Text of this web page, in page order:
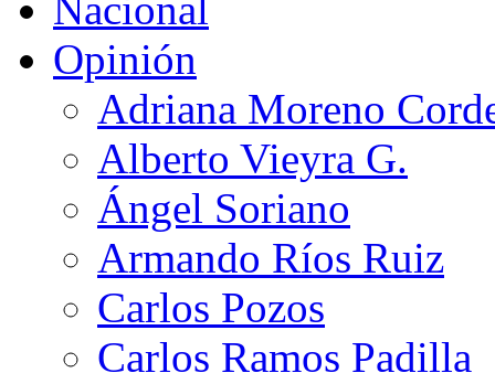
Opinión
Adriana Moreno
Alberto Vieyra G.
Ángel Soriano
Armando Ríos Ruiz
Carlos Pozos
Carlos Ramos Padilla